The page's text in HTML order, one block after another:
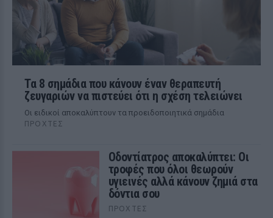
Τα 8 σημάδια που κάνουν έναν θεραπευτή
ζευγαριών να πιστεύει ότι η σχέση τελειώνει
Οι ειδικοί αποκαλύπτουν τα προειδοποιητικά σημάδια
ΠΡΟΧΤΈΣ
Οδοντίατρος αποκαλύπτει: Οι
τροφές που όλοι θεωρούν
υγιεινές αλλά κάνουν ζημιά στα
δόντια σου
ΠΡΟΧΤΈΣ